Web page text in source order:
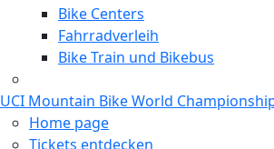
Bike Centers
Fahrradverleih
Bike Train und Bikebus
UCI Mountain Bike World
Home page
Tickets entdecken